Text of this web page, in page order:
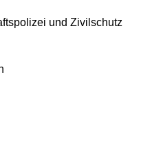
und Zivilschutz